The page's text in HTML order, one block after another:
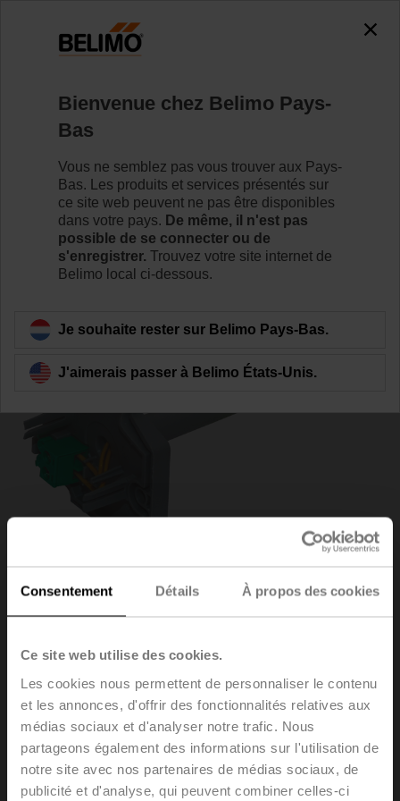
Consentement Détails À propos des cookies
Ce site web utilise des cookies.
Les cookies nous permettent de personnaliser le contenu
et les annonces, d'offrir des fonctionnalités relatives aux
médias sociaux et d'analyser notre trafic. Nous
partageons également des informations sur l'utilisation de
notre site avec nos partenaires de médias sociaux, de
publicité et d'analyse, qui peuvent combiner celles-ci
ZBAT95/9
Retour a la catégorie de produits
ZBAT95/9
Bobine de déclenchement de remplacement pour BAT,
Température à l'intérieur de la gaine 95 °C (couleur
grise), Longueur du plongeur 90 mm
Le remplacement de l'élément de déclenchement
Bienvenue chez Belimo Pays-
Bas
Vous ne semblez pas vous trouver aux Pays-
Bas. Les produits et services présentés sur
ce site web peuvent ne pas être disponibles
dans votre pays. De même, il n'est pas
possible de se connecter ou de
s'enregistrer. Trouvez votre site internet de
Belimo local ci-dessous.
Je souhaite rester sur Belimo Pays-Bas.
J'aimerais passer à Belimo États-Unis.